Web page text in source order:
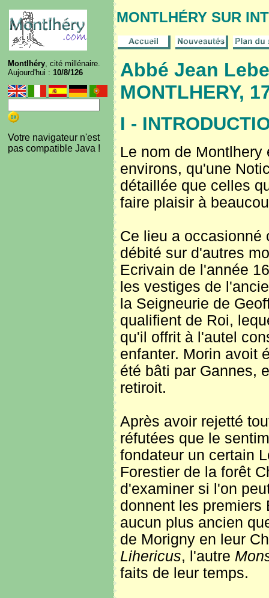
MONTLHÉRY SUR
Montlhéry, cité millénaire.
Aujourd'hui : 10/8/126
Votre navigateur n'est
pas compatible Java !
Abbé Jean
MONTLHERY,
I -
Le nom de
environs, qu'une
détaillée que celles
faire plaisir à
Ce lieu a occasionné
débité sur d'autres
Ecrivain de l'année
les vestiges de
la Seigneurie de
qualifient de Roi,
qu'il offrit à l'autel
enfanter. Morin avoit
été bâti par Gannes,
retiroit.
Après avoir rejetté
réfutées que le
fondateur un certain
Forestier de la forêt
d'examiner si l'on
donnent les premiers
aucun plus ancien
de Morigny en leur
Lihericus, l'autre
faits de leur temps.